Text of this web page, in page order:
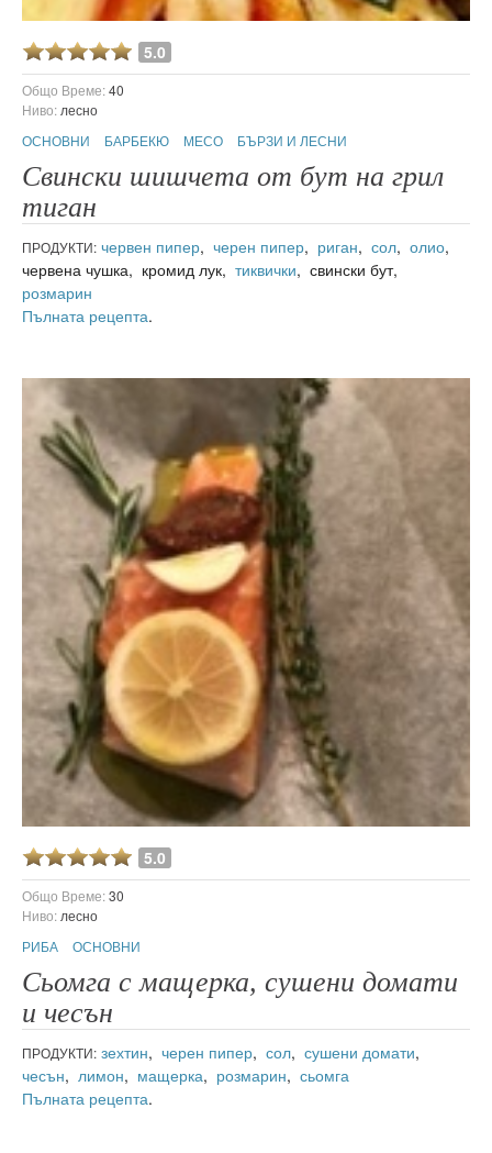
5.0
Общо Време:40
Ниво: лесно
ОСНОВНИ
БАРБЕКЮ МЕСО БЪРЗИ И ЛЕСНИ
Свински шишчета от бут на грил
тиган
ПРОДУКТИ: червен пипер, черен пипер, риган, сол, олио,
червена чушка, кромид лук, тиквички, свински бут,
розмарин
Пълната рецепта.
5.0
Общо Време:30
Ниво: лесно
РИБА
ОСНОВНИ
Сьомга с мащерка, сушени домати
и чесън
ПРОДУКТИ: зехтин, черен пипер, сол, сушени домати,
чесън, лимон, мащерка, розмарин, сьомга
Пълната рецепта.